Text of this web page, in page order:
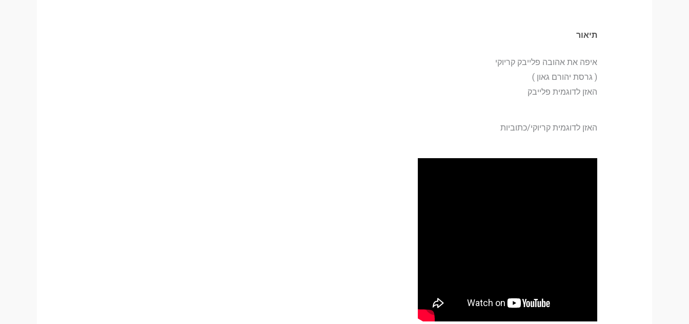
תיאור
איפה את אהובה פלייבק קריוקי
( גרסת יהורם גאון )
האזן לדוגמית פלייבק
האזן לדוגמית קריוקי/כתוביות